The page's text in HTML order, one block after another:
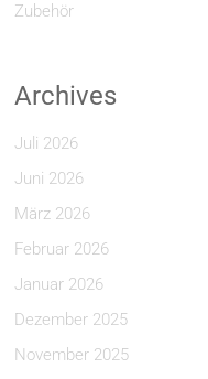
Zubehör
Archives
Juli 2026
Juni 2026
März 2026
Februar 2026
Januar 2026
Dezember 2025
November 2025